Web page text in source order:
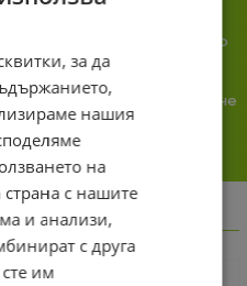
Ние сме малък екип и точно
затова поемаме лична
поръчка. Ако има проблем – не
го прехвърляме, а го
за да
нашия
на
с нашите
и анализи,
с друга
им